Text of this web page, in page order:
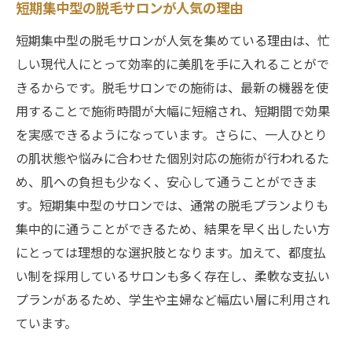
の魅力
短期間で結果を出す施術技術の紹介
忙しいライフスタイルに合わせた予約シス
テム
通いやすさを重視した立地とアクセス
ストレスフリーな施術環境の提供
短期集中で完了する施術プランの選び方
時間を無駄にしない効率的な施術スケジュ
効率的な美肌づくり短期集中脱毛サロンの選定
ポイント
施術の効果を高めるためのサロン選び
短期集中型の脱毛サロンが人気の理由
短期集中型の脱毛サロンが人気を集めている理由は、忙
しい現代人にとって効率的に美肌を手に入れることがで
きるからです。脱毛サロンでの施術は、最新の機器を使
用することで施術時間が大幅に短縮され、短期間で効果
を実感できるようになっています。さらに、一人ひとり
の肌状態や悩みに合わせた個別対応の施術が行われるた
め、肌への負担も少なく、安心して通うことができま
す。短期集中型のサロンでは、通常の脱毛プランよりも
集中的に通うことができるため、結果を早く出したい方
にとっては理想的な選択肢となります。加えて、都度払
い制を採用しているサロンも多く存在し、柔軟な支払い
プランがあるため、学生や主婦など幅広い層に利用され
ています。